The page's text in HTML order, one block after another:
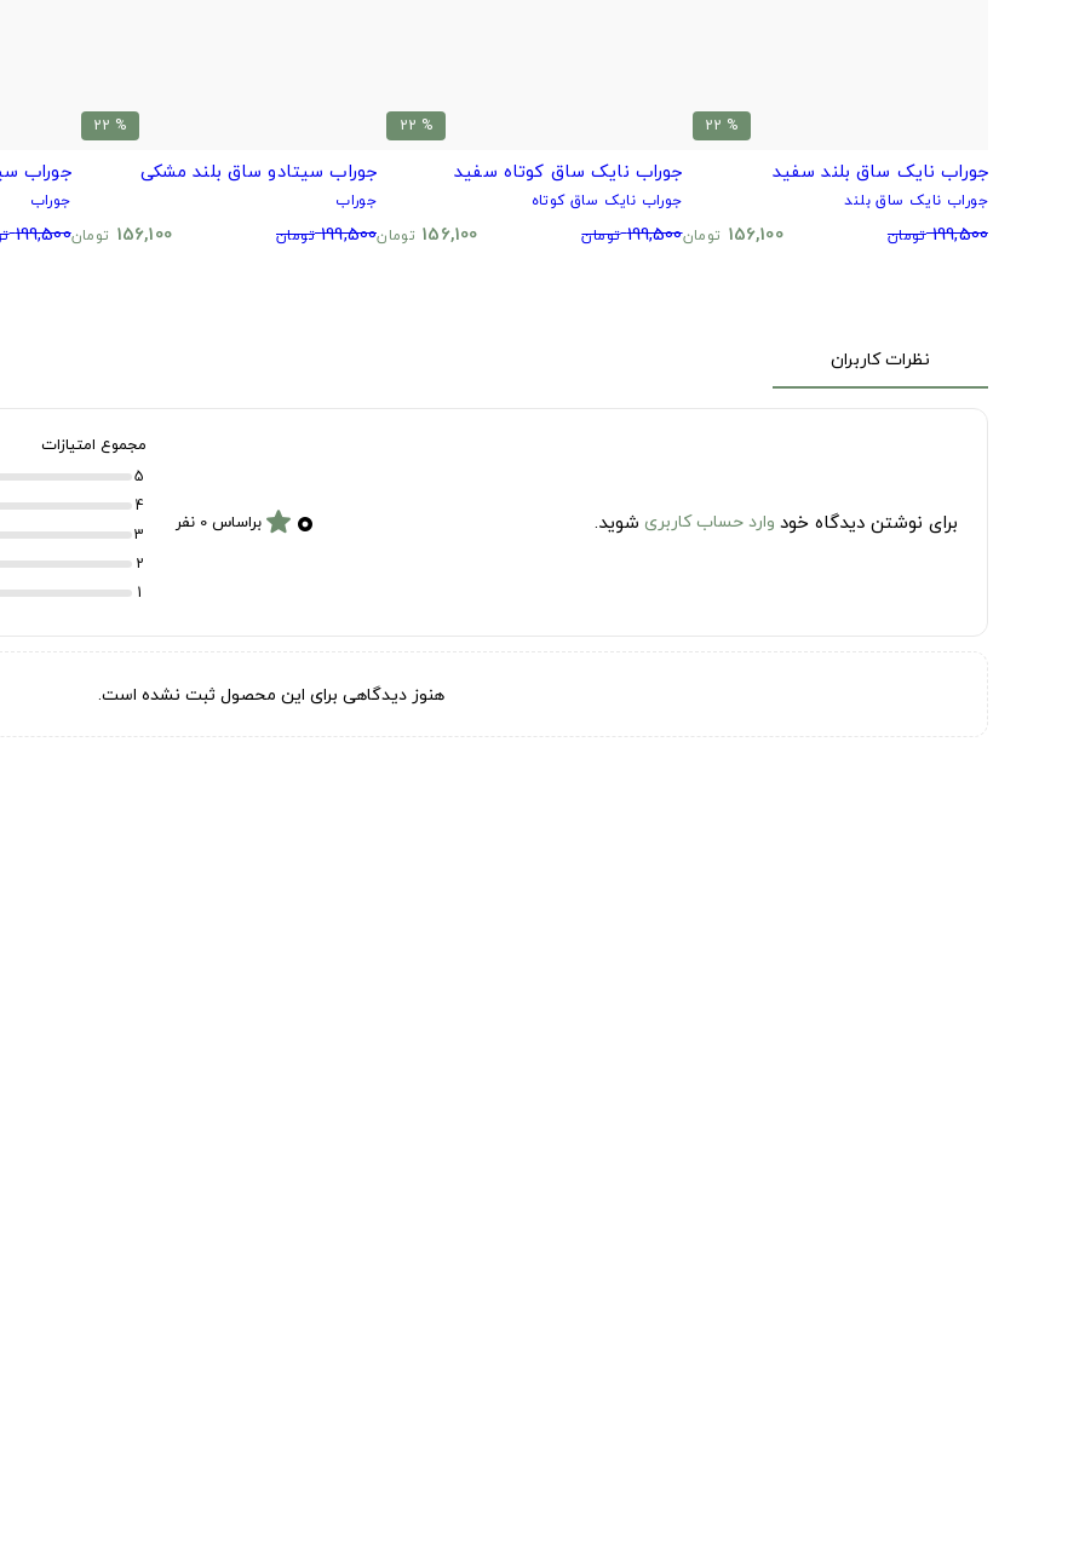
% 22
جوراب نایک ساق بلند سفید
جوراب نایک ساق بلند
199,500 تومان 156,100 تومان
% 22
جوراب نایک ساق کوتاه سفید
جوراب نایک ساق کوتاه
199,500 تومان 156,100 تومان
% 22
جوراب سیتادو ساق بلند مشکی
جوراب
199,500 تومان 156,100 تومان
جوراب
جوراب
199,500
نظرات کاربران
برای نوشتن دیدگاه خود وارد حساب کاربری شوید. ۰ starبراساس 0 نفر
مجموع امتیازات
5
4
3
2
1
هنوز دیدگاهی برای این محصول ثبت نشده است.